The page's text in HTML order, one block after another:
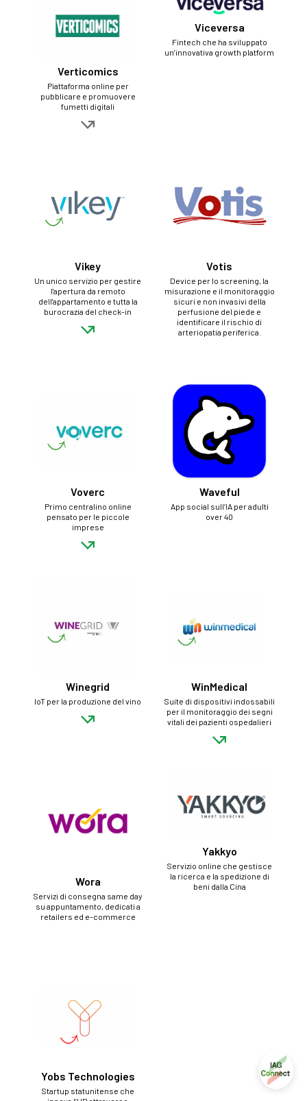
Verticomics
Piattaforma online per
pubblicare e promuovere
fumetti digitali
Viceversa
Fintech che ha sviluppato
un’innovativa growth platform
Vikey
Un unico servizio per gestire
l'apertura da remoto
dell'appartamento e tutta la
burocrazia del check-in
Votis
Device per lo screening, la
misurazione e il monitoraggio
sicuri e non invasivi della
perfusione del piede e
identificare il rischio di
arteriopatia periferica.
Voverc
Primo centralino online
pensato per le piccole
imprese
Waveful
App social sull’IA per adulti
over 40
Winegrid
IoT per la produzione del vino
WinMedical
Suite di dispositivi indossabili
per il monitoraggio dei segni
vitali dei pazienti ospedalieri
Wora
Servizi di consegna same day
su appuntamento, dedicati a
retailers ed e-commerce
Yakkyo
Servizio online che gestisce
la ricerca e la spedizione di
beni dalla Cina
Yobs Technologies
Startup statunitense che